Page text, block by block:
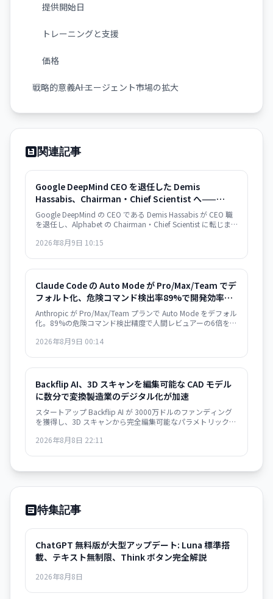
提供開始日
トレーニングと支援
価格
戦略的意義――AI エージェント市場の拡大
関連記事
Google DeepMind CEO を退任した Demis
Hassabis、Chairman・Chief Scientist へ——
Google の AI 統合加速へ
Google DeepMind の CEO である Demis Hassabis が CEO 職
を退任し、Alphabet の Chairman・Chief Scientist に転じま
の AI 戦略が実務と長期展望で分離される大きな人事変更で
2026年8月9日 10:15
Claude Code の Auto Mode が Pro/Max/Team でデ
フォルト化、危険コマンド検出率89%で開発効率
25%向上
Anthropic が Pro/Max/Team プランで Auto Mode をデフォル
化。89%の危険コマンド検出精度で人間レビュアーの6倍を実
2026年8月9日 00:14
Backflip AI、3D スキャンを編集可能な CAD モデル
に数分で変換――製造業のデジタル化が加速
スタートアップ Backflip AI が 3000万ドルのファンディング
を獲得し、3D スキャンから完全編集可能なパラメトリック
Autodesk Fusion 対応で、従来は何時間もかかっていた作業
2026年8月8日 22:11
特集記事
ChatGPT 無料版が大型アップデート: Luna 標準搭
載、テキスト無制限、Think ボタン完全解説
2026年8月8日